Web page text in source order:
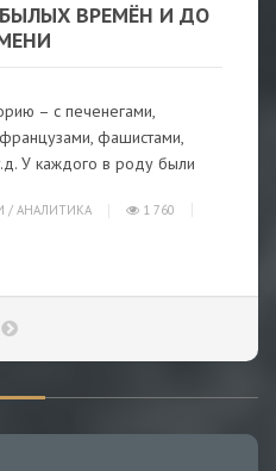
ВРЕМЁН И ДО
– с печенегами,
фашистами,
У каждого в роду были
/ АНАЛИТИКА
1 760